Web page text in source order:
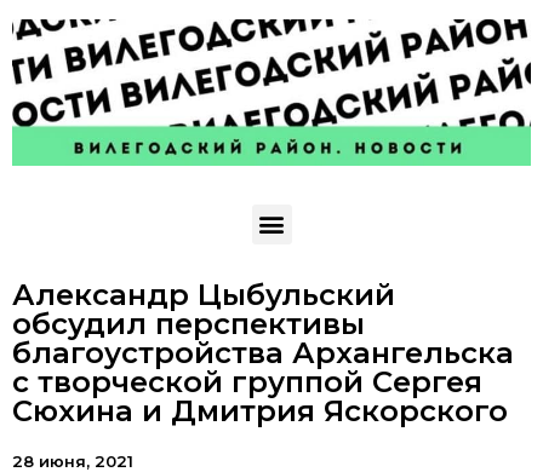
Александр Цыбульский
обсудил перспективы
благоустройства Архангельска
с творческой группой Сергея
Сюхина и Дмитрия Яскорского
28 июня, 2021